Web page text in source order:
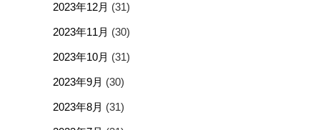
2023年12月 (31)
2023年11月 (30)
2023年10月 (31)
2023年9月 (30)
2023年8月 (31)